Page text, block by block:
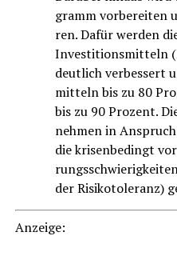
gramm vor­be­rei­ten
ren. Dafür wer­den
Inves­ti­ti­ons­mit­teln
deut­lich ver­bes­sert
mit­teln bis zu 80
bis zu 90 Pro­zent.
neh­men in
die kri­sen­be­dingt
der Risi­ko­to­le­ranz)
Anzei­ge: